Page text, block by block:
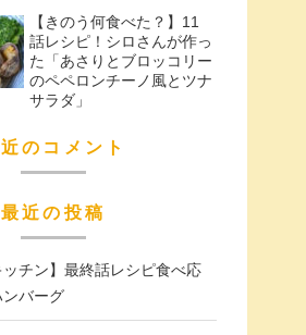
【きのう何食べた？】11
話レシピ！シロさんが作っ
た「あさりとブロッコリー
のペペロンチーノ風とツナ
サラダ」
のコメント
最近の投稿
ッチン】最終話レシピ食べ応
ンバーグ